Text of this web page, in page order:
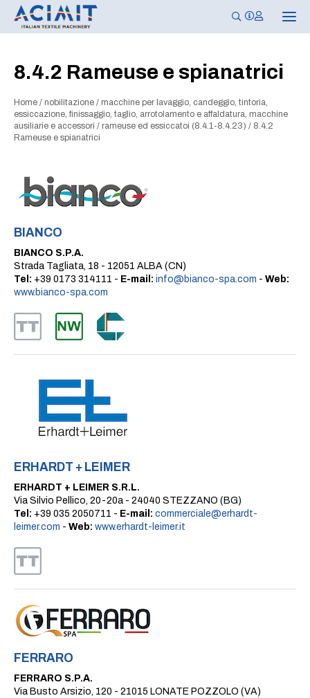
N
a
8.4.2 Rameuse e spianatrici
Home / nobilitazione / macchine per lavaggio, candeggio, tintoria,
essiccazione, finissaggio, taglio, arrotolamento e affaldatura, macchine
ausiliarie e accessori / rameuse ed essiccatoi (8.4.1-8.4.23) / 8.4.2
Rameuse e spianatrici
BIANCO
BIANCO S.P.A.
Strada Tagliata, 18 - 12051 ALBA (CN)
Tel: +39 0173 314111 - E-mail: info@bianco-spa.com - Web:
www.bianco-spa.com
ERHARDT + LEIMER
ERHARDT + LEIMER S.R.L.
Via Silvio Pellico, 20-20a - 24040 STEZZANO (BG)
Tel: +39 035 2050711 - E-mail: commerciale@erhardt-
leimer.com - Web: www.erhardt-leimer.it
FERRARO
FERRARO S.P.A.
Via Busto Arsizio, 120 - 21015 LONATE POZZOLO (VA)